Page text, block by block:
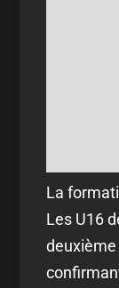
La
Les U16